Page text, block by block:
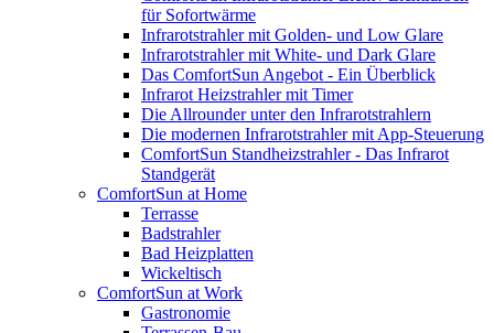
für Sofortwärme
Infrarotstrahler mit Golden- und Low Glare
Infrarotstrahler mit White- und Dark Glare
Das ComfortSun Angebot - Ein Überblick
Infrarot Heizstrahler mit Timer
Die Allrounder unter den Infrarotstrahlern
Die modernen Infrarotstrahler mit App-Steuerung
ComfortSun Standheizstrahler - Das Infrarot
Standgerät
ComfortSun at Home
Terrasse
Badstrahler
Bad Heizplatten
Wickeltisch
ComfortSun at Work
Gastronomie